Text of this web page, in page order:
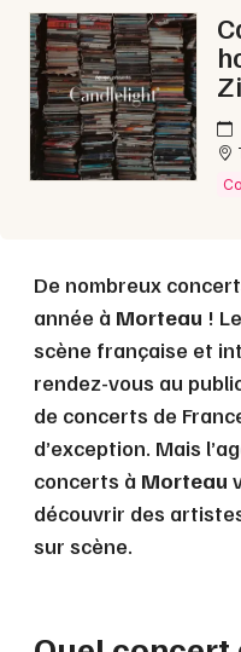
De nombreux
année à Morteau !
scène française et
rendez-vous au
de concerts de
d’exception. Mais
concerts à Morteau
découvrir des
sur scène.